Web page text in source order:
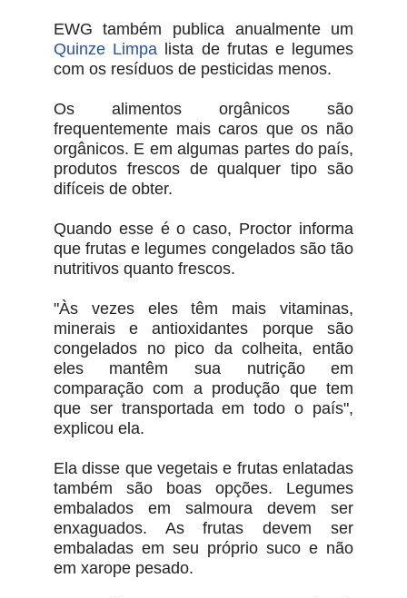
EWG também publica anualmente um
Quinze Limpa lista de frutas e legumes
com os resíduos de pesticidas menos.
Os alimentos orgânicos são
frequentemente mais caros que os não
orgânicos. E em algumas partes do país,
produtos frescos de qualquer tipo são
difíceis de obter.
Quando esse é o caso, Proctor informa
que frutas e legumes congelados são tão
nutritivos quanto frescos.
"Às vezes eles têm mais vitaminas,
minerais e antioxidantes porque são
congelados no pico da colheita, então
eles mantêm sua nutrição em
comparação com a produção que tem
que ser transportada em todo o país",
explicou ela.
Ela disse que vegetais e frutas enlatadas
também são boas opções. Legumes
embalados em salmoura devem ser
enxaguados. As frutas devem ser
embaladas em seu próprio suco e não
em xarope pesado.